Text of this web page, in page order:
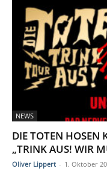
NEWS
DIE TOTEN HOSEN
„TRINK AUS! WIR
Oliver Lippert - 1. Oktober